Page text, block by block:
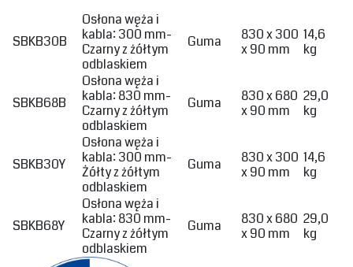
SBKB30B
‎Osłona węża i
kabla: 300 mm-
Czarny z żółtym
odblaskiem ‎ ‎
‎Guma ‎
830 x 300
x 90 mm
14,6
kg
SBKB68B
‎Osłona węża i
kabla: 830 mm-
Czarny z żółtym
odblaskiem ‎
‎Guma ‎
830 x 680
x 90 mm
29,0
kg
SBKB30Y
‎Osłona węża i
kabla: 300 mm-
Żółty z żółtym
odblaskiem ‎
‎Guma ‎
830 x 300
x 90 mm
14,6
kg
SBKB68Y
‎Osłona węża i
kabla: 830 mm-
Czarny z żółtym
odblaskiem
‎Guma ‎
830 x 680
x 90 mm
29,0
kg